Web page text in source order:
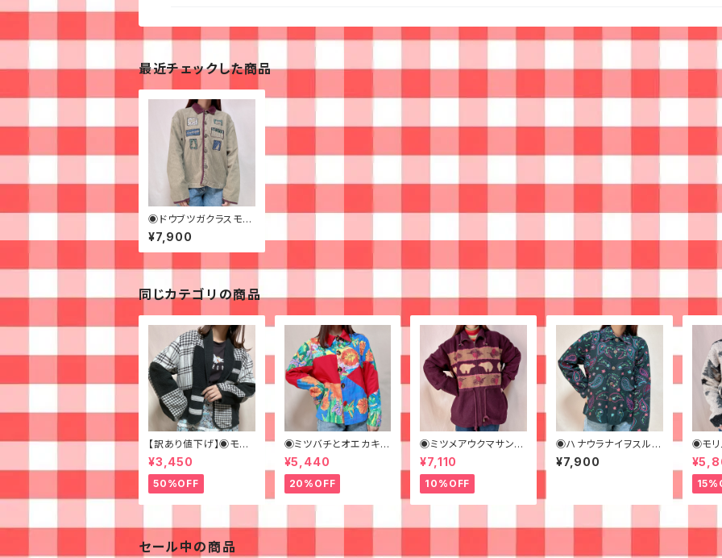
最近チェックした商品
◉ドウブツガクラスモリ
のコーデュロイジャケッ
ト◉
¥7,900
同じカテゴリの商品
【訳あり値下げ】◉モノト
ーンパッチワークなジャ
ケット◉ 古着 黒 チェッ
ク ショート丈
¥3,450
50%OFF
◉ミツバチとオエカキス
ルカラフルペイントなジ
ャケット◉
¥5,440
20%OFF
◉ミツメアウクマサンの
ホッコリフリース◉古着
¥7,110
10%OFF
◉ハナウラナイヲスルシ
シュウのカラフルジャケ
ット◉
¥7,900
◉モリ
モコ
着
セール中の商品